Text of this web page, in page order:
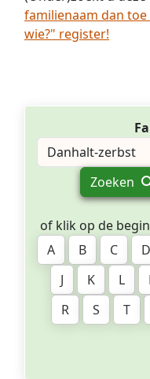
familienaam dan
wie?" register!
Zoeken
of klik op de
A
B C D
J
K L
R
S T